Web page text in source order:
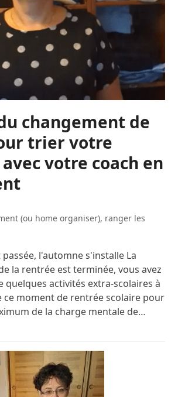
changement de
trier votre
votre coach en
(ou home organiser), ranger les
l'automne s'installe La
la rentrée est terminée, vous avez
quelques activités extra-scolaires à
ce moment de rentrée scolaire pour
de la charge mentale de…